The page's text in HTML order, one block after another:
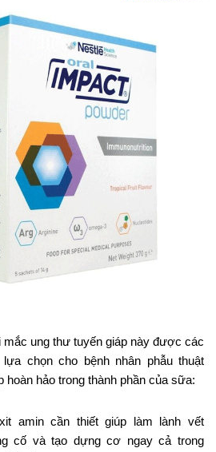
ung thư tuyến giáp này được các
chọn cho bệnh nhân phẫu thuật
hảo trong thành phần của sữa:
amin cần thiết giúp làm lành vết
cố và tạo dựng cơ ngay cả trong